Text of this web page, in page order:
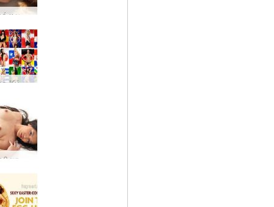
Ένα θερμό καλωσόρισμα στην Erica F
Παγκόσμιο Κύπελλο FIFA 2010 Νότια Αφρική – ΔΩΡΕΑΝ ηλεκτρονικές κάρτες Hegre